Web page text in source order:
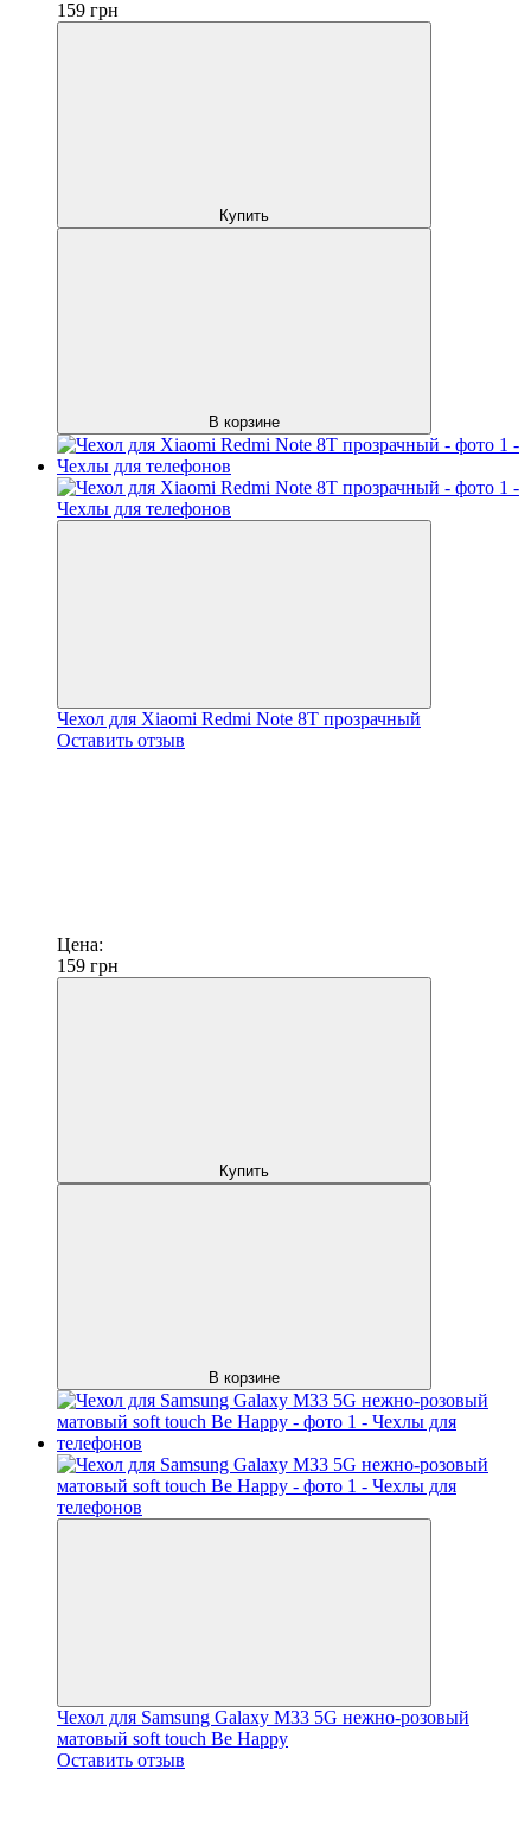
159 грн
Купить
В корзине
Чехол для Xiaomi Redmi Note 8T прозрачный
Оставить отзыв
Цена:
159 грн
Купить
В корзине
Чехол для Samsung Galaxy M33 5G нежно-розовый
матовый soft touch Be Happy
Оставить отзыв